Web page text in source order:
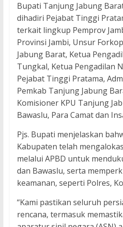
Bupati Tanjung Jabung
dihadiri Pejabat Tinggi
terkait lingkup Pemprov
Provinsi Jambi, Unsur
Jabung Barat, Ketua
Tungkal, Ketua Pengadilan
Pejabat Tinggi Pratama,
Pemkab Tanjung Jabung
Komisioner KPU Tanjung
Bawaslu, Para Camat dan
Pjs. Bupati menjelaskan
Kabupaten telah
melalui APBD untuk
dan Bawaslu, serta
keamanan, seperti Polres,
“Kami pastikan seluruh
rencana, termasuk